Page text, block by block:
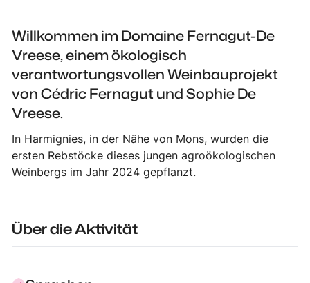
Willkommen im Domaine Fernagut-De
Vreese, einem ökologisch
verantwortungsvollen Weinbauprojekt
von Cédric Fernagut und Sophie De
Vreese.
In Harmignies, in der Nähe von Mons, wurden die
ersten Rebstöcke dieses jungen agroökologischen
Weinbergs im Jahr 2024 gepflanzt.
Über die Aktivität